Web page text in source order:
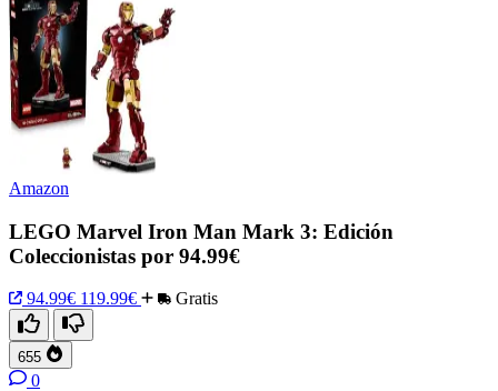
Amazon
LEGO Marvel Iron Man Mark 3: Edición
Coleccionistas por 94.99€
94.99€ 119.99€ Gratis
655
0